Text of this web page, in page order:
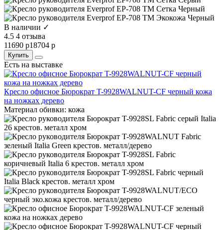
В наличии ✓
4.5 4 отзыва
11690 р18704 р
Купить
Есть на выставке
Кресло офисное Бюрократ T-9928WALNUT-CF черный кожа
на ножках дерево
Материал обивки: кожа